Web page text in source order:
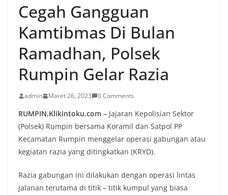
Cegah Gangguan
Kamtibmas Di Bulan
Ramadhan, Polsek
Rumpin Gelar Razia
admin Maret 26, 2023 0 Comments
RUMPIN,Klikintoku.com – Jajaran Kepolisian Sektor
(Polsek) Rumpin bersama Koramil dan Satpol PP
Kecamatan Rumpin menggelar operasi gabungan atau
kegiatan razia yang ditingkatkan (KRYD).
Razia gabungan ini dilakukan dengan operasi lintas
jalanan terutama di titik – titik kumpul yang biasa